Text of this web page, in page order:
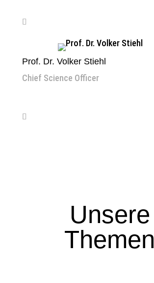
Prof. Dr. Volker Stiehl
Chief Science Officer
Unsere
Themen